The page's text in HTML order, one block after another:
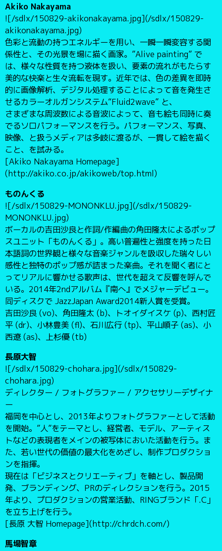
Akiko Nakayama
![/sdlx/150829-akikonakayama.jpg](/sdlx/150829-
akikonakayama.jpg)
色彩と流動の持つエネルギーを用い、一瞬一瞬変容する関
係性と、その光景を場に描く画家。”Alive painting” で
は、様々な性質を持つ液体を扱い、要素の流れがもたらす
美的な快楽と生々流転を現す。近年では、色の差異を即時
的に画像解析、デジタル処理することによって音を発生さ
せるカラーオルガンシステム“Fluid2wave” と、
さまざまな周波数による音波によって、音も絵も同時に奏
でるソロパフォーマンスを行う。パフォーマンス、写真、
映像、と扱うメディアは多岐に渡るが、一貫して絵を描く
こと、を試みる。
[Akiko Nakayama Homepage]
(http://akiko.co.jp/akikoweb/top.html)
ものんくる
![/sdlx/150829-MONONKLU.jpg](/sdlx/150829-
MONONKLU.jpg)
ボーカルの吉⽥沙良と作詞/作編曲の⾓⽥隆太によるポップ
スユニット「ものんくる」。⾼い普遍性と強度を持った⽇
本語詞の世界観と様々な⾳楽ジャンルを吸収した瑞々しい
感性と独特のポップ感が詰まった楽曲。それを聞く者にと
ってリアルに響かせる歌声は、世代を超えて反響を呼んで
いる。2014年2ndアルバム『南へ』でメジャーデビュー。
同ディスクで JazzJapan Award2014新⼈賞を受賞。
吉田沙良 (vo)、角田隆太 (b)、トオイダイスケ (p)、西村匠
平 (dr)、小林豊美 (fl)、石川広行 (tp)、平山順子 (as)、小
西遼 (as)、上杉優 (tb)
長原大智
![/sdlx/150829-chohara.jpg](/sdlx/150829-
chohara.jpg)
ディレクター / フォトグラファー / アクセサリーデザイナ
ー
福岡を中心とし、2013年よりフォトグラファーとして活動
を開始。”人”をテーマとし、経営者、モデル、アーティス
トなどの表現者をメインの被写体においた活動を行う。ま
た、若い世代の価値の最大化をめざし、制作プロダクショ
ンを指揮。
現在は「ビジネスとクリエーティブ」を軸とし、製品開
発、ブランディング、PRのディレクションを行う。2015
年より、プロダクションの営業活動、RINGブランド「.C」
を立ち上げを行う。
[長原 大智 Homepage](http://chrdch.com/)
馬場智章